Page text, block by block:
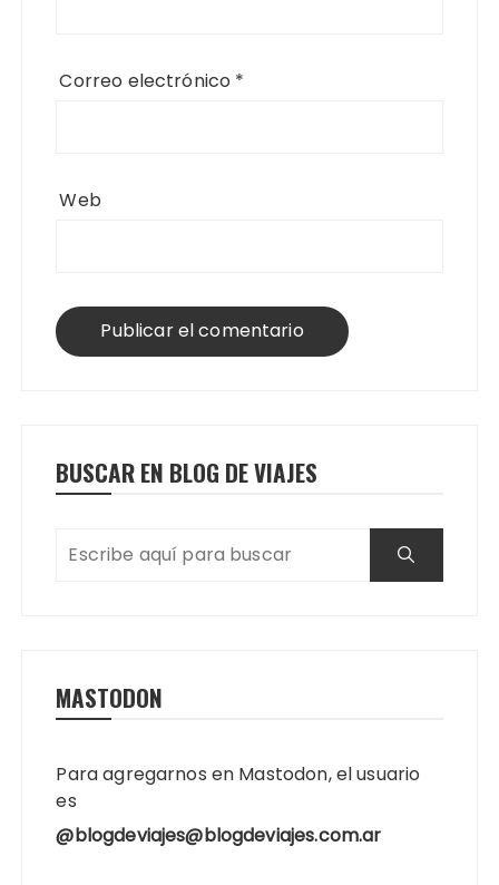
Correo electrónico *
Web
BUSCAR EN BLOG DE VIAJES
MASTODON
Para agregarnos en Mastodon, el usuario
es
@blogdeviajes@blogdeviajes.com.ar